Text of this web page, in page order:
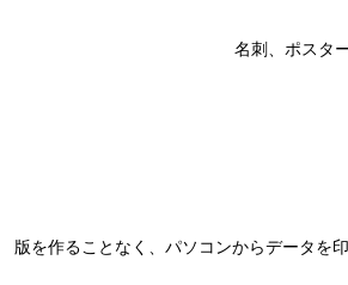
名刺、ポスタ
版を作ることなく、パソコンからデータを